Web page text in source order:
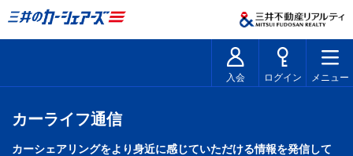
入会 ログイン メニュー
カーライフ通信
カーシェアリングをより身近に感じていただける情報を発信して